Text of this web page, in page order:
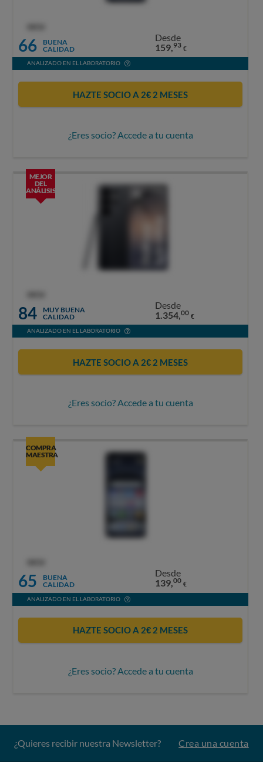
66
BUENA
CALIDAD
Desde
159,93 €
ANALIZADO EN EL LABORATORIO
HAZTE SOCIO A 2€ 2 MESES
¿Eres socio? Accede a tu cuenta
MEJOR
DEL
ANÁLISIS
84
MUY BUENA
CALIDAD
Desde
1.354,00 €
ANALIZADO EN EL LABORATORIO
HAZTE SOCIO A 2€ 2 MESES
¿Eres socio? Accede a tu cuenta
COMPRA
MAESTRA
65
BUENA
CALIDAD
Desde
139,00 €
ANALIZADO EN EL LABORATORIO
HAZTE SOCIO A 2€ 2 MESES
¿Eres socio? Accede a tu cuenta
¿Quieres recibir nuestra Newsletter? Crea una cuenta